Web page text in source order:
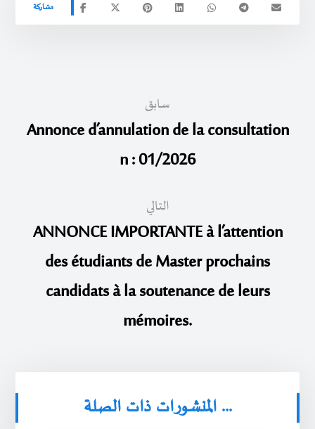
سابق
Annonce d’annulation de la consultation
n : 01/2026
التالي
ANNONCE IMPORTANTE à l’attention
des étudiants de Master prochains
candidats à la soutenance de leurs
mémoires.
المنشورات ذات الصلة ...